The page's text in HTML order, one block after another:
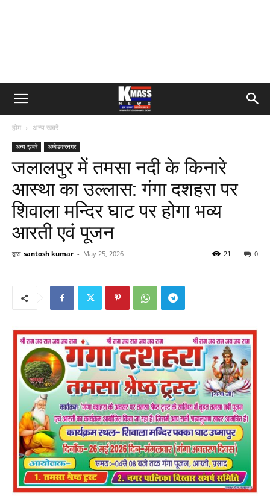
होम अन्य ख़बरें
अन्य ख़बरें अम्बेडकरनगर
जलालपुर में तमसा नदी के किनारे
आस्था का उल्लास: गंगा दशहरा पर
शिवाला मन्दिर घाट पर होगा भव्य
आरती एवं पूजन
द्वारा santosh kumar - May 25, 2026 0
21